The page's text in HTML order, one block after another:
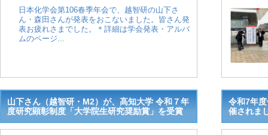
日本化学会第106春季年会で、越智研の山下さ
ん・森田さんが発表をおこないました。皆さん発
表お疲れさまでした。＊詳細は学会発表・アルバ
ムのページ...
山下さん（越智研・M2）が、高知大学 令和７年
度研究顕彰制度「大学院生研究奨励賞」を受賞
令和7年
催されま